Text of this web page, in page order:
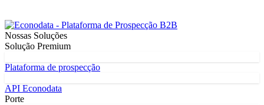
Nossas Soluções
Solução Premium
Plataforma de prospecção
API Econodata
Porte